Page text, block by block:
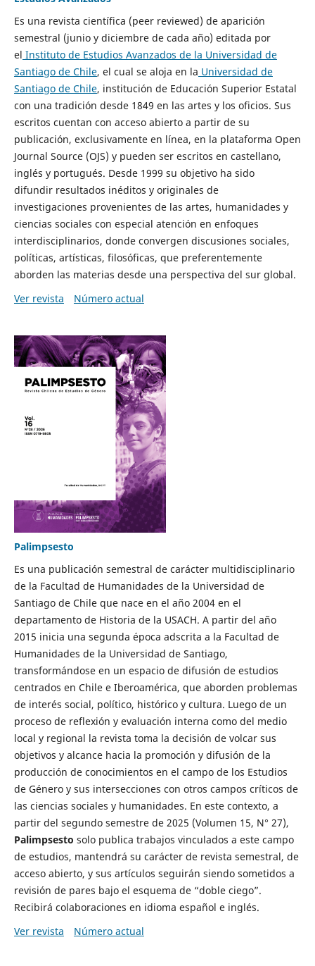
Es una revista científica (peer reviewed) de aparición
semestral (junio y diciembre de cada año) editada por
el Instituto de Estudios Avanzados de la Universidad de
Santiago de Chile, el cual se aloja en la Universidad de
Santiago de Chile, institución de Educación Superior Estatal
con una tradición desde 1849 en las artes y los oficios. Sus
escritos cuentan con acceso abierto a partir de su
publicación, exclusivamente en línea, en la plataforma Open
Journal Source (OJS) y pueden ser escritos en castellano,
inglés y portugués. Desde 1999 su objetivo ha sido
difundir resultados inéditos y originales de
investigaciones provenientes de las artes, humanidades y
ciencias sociales con especial atención en enfoques
interdisciplinarios, donde convergen discusiones sociales,
políticas, artísticas, filosóficas, que preferentemente
aborden las materias desde una perspectiva del sur global.
Ver revista
Número actual
Palimpsesto
Es una publicación semestral de carácter multidisciplinario
de la Facultad de Humanidades de la Universidad de
Santiago de Chile que nace en el año 2004 en el
departamento de Historia de la USACH. A partir del año
2015 inicia una segunda época adscrita a la Facultad de
Humanidades de la Universidad de Santiago,
transformándose en un espacio de difusión de estudios
centrados en Chile e Iberoamérica, que aborden problemas
de interés social, político, histórico y cultura. Luego de un
proceso de reflexión y evaluación interna como del medio
local y regional la revista toma la decisión de volcar sus
objetivos y alcance hacia la promoción y difusión de la
producción de conocimientos en el campo de los Estudios
de Género y sus intersecciones con otros campos críticos de
las ciencias sociales y humanidades. En este contexto, a
partir del segundo semestre de 2025 (Volumen 15, N° 27),
Palimpsesto solo publica trabajos vinculados a este campo
de estudios, mantendrá su carácter de revista semestral, de
acceso abierto, y sus artículos seguirán siendo sometidos a
revisión de pares bajo el esquema de “doble ciego”.
Recibirá colaboraciones en idioma español e inglés.
Ver revista
Número actual